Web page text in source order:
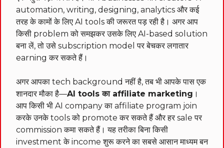
automation, writing, designing, analytics और कई
तरह के कामों के लिए AI tools की जरूरत पड़ रही है। अगर आप
किसी problem को समझकर उसके लिए AI-based solution
बना लें, तो उसे subscription model पर बेचकर लगातार
earning कर सकते हैं।
अगर आपका tech background नहीं है, तब भी आपके पास एक
शानदार मौका है—AI tools का affiliate marketing ।
आप किसी भी AI company का affiliate program join
करके उनके tools को promote कर सकते हैं और हर sale पर
commission कमा सकते हैं। यह तरीका बिना किसी
investment के income शुरू करने का सबसे आसान माध्यम बन